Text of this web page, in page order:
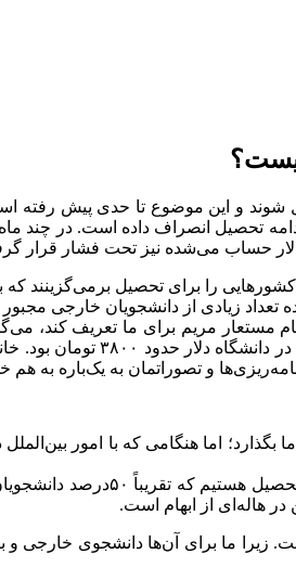
شوند و این موضوع تا حدی پیش رفته
حساب می‌شده نیز تحت فشار قرار
کشور‌هایی را برای تحصیل برمی‌گزینند که
تعداد زیادی از دانشجویان خارجی
مستعار مریم برای ما تعریف کند،
شهریه چند روز پیش ناچار به
و تصوراتمان به یک‌باره به
اما هنگامی که با امور
در دانشگاه علوم پزشکی
هاله‌ای از ابهام است.
زیرا ما برای آن‌ها دانشجوی